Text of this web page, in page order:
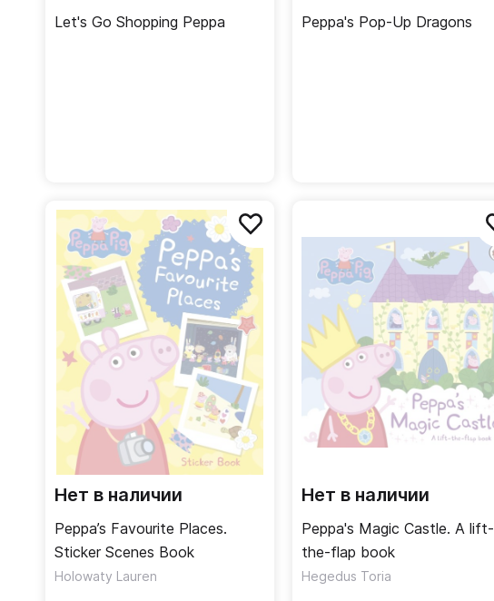
Let's Go Shopping Peppa Peppa's Pop-Up Dragons
Нет в наличии
Peppa’s Favourite Places.
Sticker Scenes Book
Holowaty Lauren
Нет в наличии
Peppa's Magic Castle. A lift-
the-flap book
Hegedus Toria